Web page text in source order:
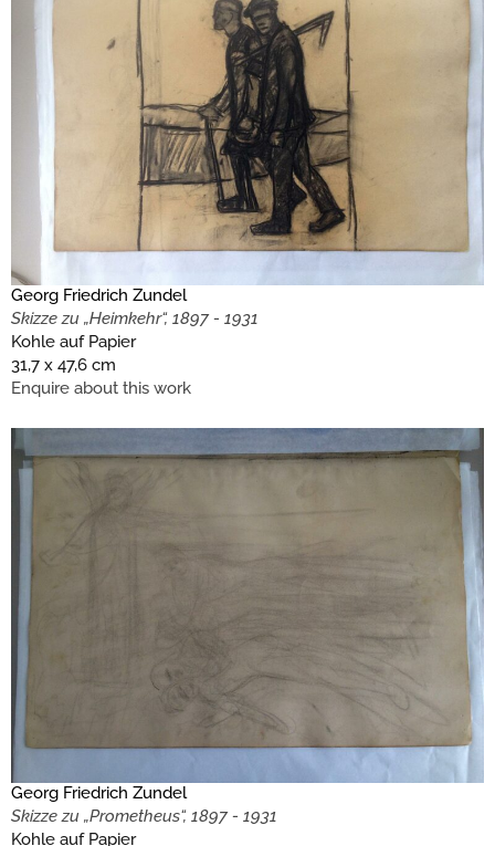
Georg Friedrich Zundel
Skizze zu „Heimkehr“, 1897 - 1931
Kohle auf Papier
31,7 x 47,6 cm
Enquire about this work
Georg Friedrich Zundel
Skizze zu „Prometheus“, 1897 - 1931
Kohle auf Papier